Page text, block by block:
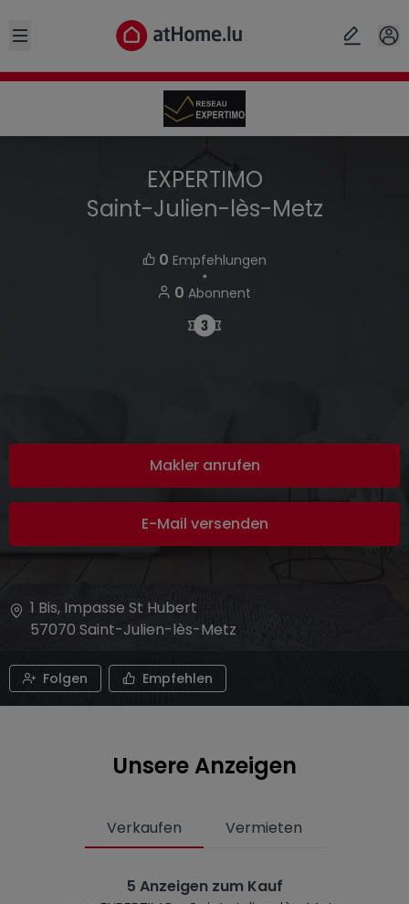
Open sidebar
EXPERTIMO
Saint-Julien-lès-Metz
0 Empfehlungen
・
0 Abonnent
Makler anrufen
E-Mail versenden
1 Bis, Impasse St Hubert
57070 Saint-Julien-lès-Metz
Folgen Empfehlen
Unsere Anzeigen
Verkaufen Vermieten
5 Anzeigen zum Kauf